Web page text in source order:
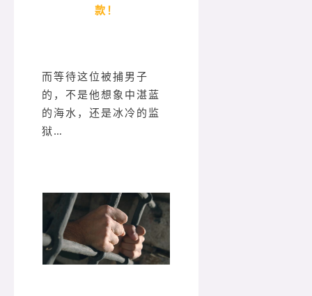
款！
而等待这位被捕男子
的，不是他想象中湛蓝
的海水，还是冰冷的监
狱…